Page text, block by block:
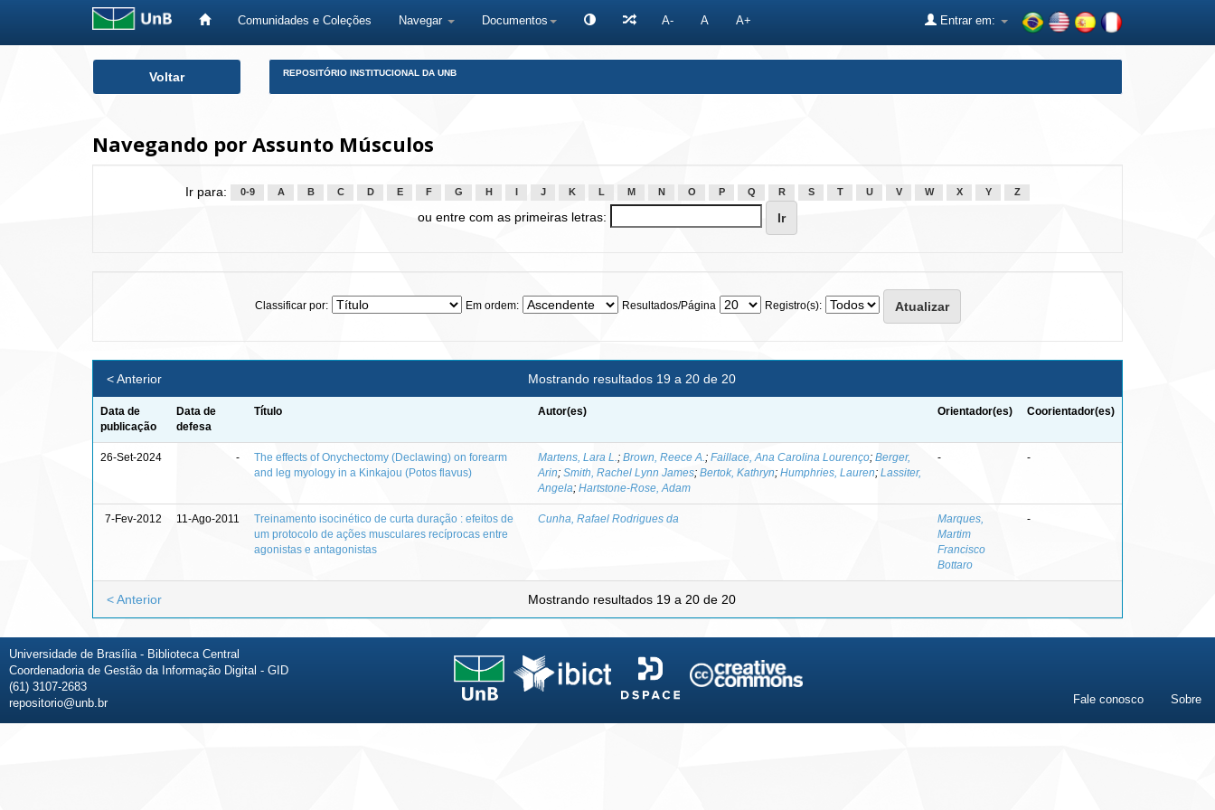
Comunidades e Coleções Navegar Documentos A- A A+ Entrar em:
Voltar REPOSITÓRIO INSTITUCIONAL DA UNB
Navegando por Assunto Músculos
Ir para: 0-9 A B C D E F G H J K L M N O P Q R S T U V W X Y Z
ou entre com as primeiras letras:
Classificar por: Em ordem: Resultados/Página Registro(s):
Mostrando resultados 19 a 20 de 20
< Anterior
Data de
publicação
Data de
defesa
Título Autor(es) Orientador(es) Coorientador(es)
26-Set-2024 -
The effects of Onychectomy (Declawing) on forearm
and leg myology in a Kinkajou (Potos flavus)
Martens, Lara L. ; Brown, Reece A. ; Faillace, Ana Carolina Lourenço; Berger,
Arin; Smith, Rachel Lynn James; Bertok, Kathryn; Humphries, Lauren; Lassiter,
Angela; Hartstone-Rose, Adam
- -
7-Fev-2012 11-Ago-2011
Treinamento isocinético de curta duração : efeitos de
um protocolo de ações musculares recíprocas entre
agonistas e antagonistas
Cunha, Rafael Rodrigues da
Marques,
Martim
Francisco
Bottaro
-
Mostrando resultados 19 a 20 de 20
< Anterior
Universidade de Brasília - Biblioteca Central
Coordenadoria de Gestão da Informação Digital - GID
(61) 3107-2683
repositorio@unb.br
Fale conosco Sobre